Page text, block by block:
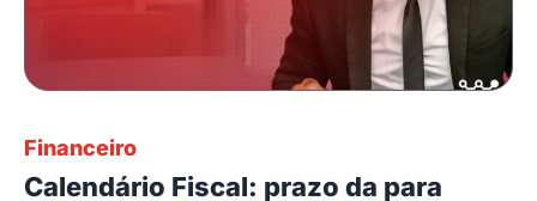
Financeiro
Calendário Fiscal: prazo da para